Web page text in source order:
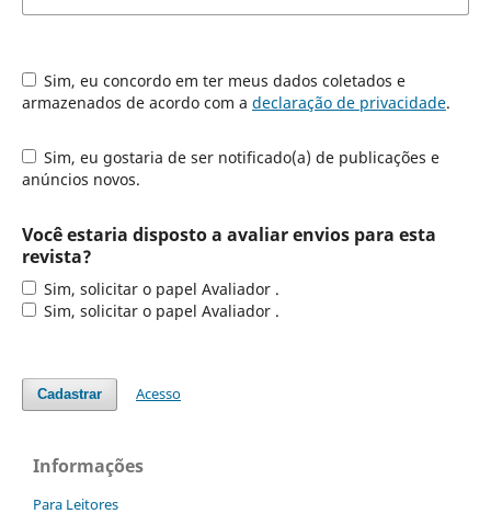
Sim, eu concordo em ter meus dados coletados e
armazenados de acordo com a declaração de privacidade.
Sim, eu gostaria de ser notificado(a) de publicações e
anúncios novos.
Você estaria disposto a avaliar envios para esta
revista?
Sim, solicitar o papel Avaliador .
Sim, solicitar o papel Avaliador .
Cadastrar Acesso
Informações
Para Leitores